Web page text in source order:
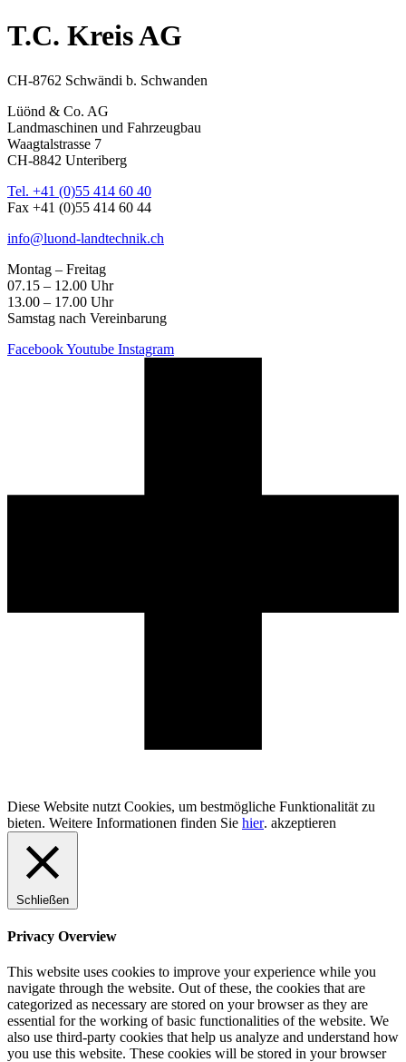
T.C. Kreis AG
CH-8762 Schwändi b. Schwanden
Lüönd & Co. AG
Landmaschinen und Fahrzeugbau
Waagtalstrasse 7
CH-8842 Unteriberg
Tel. +41 (0)55 414 60 40
Fax +41 (0)55 414 60 44
info@luond-landtechnik.ch
Montag – Freitag
07.15 – 12.00 Uhr
13.00 – 17.00 Uhr
Samstag nach Vereinbarung
FacebookYoutube Instagram
Diese Website nutzt Cookies, um bestmögliche Funktionalität zu
bieten. Weitere Informationen finden Sie hier. akzeptieren
Schließen
Privacy Overview
This website uses cookies to improve your experience while you
navigate through the website. Out of these, the cookies that are
categorized as necessary are stored on your browser as they are
essential for the working of basic functionalities of the website. We
also use third-party cookies that help us analyze and understand how
you use this website. These cookies will be stored in your browser